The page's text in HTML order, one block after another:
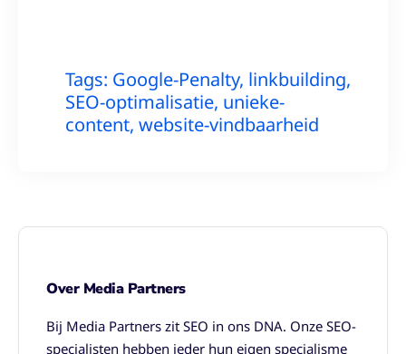
Tags: Google-Penalty, linkbuilding,
SEO-optimalisatie, unieke-
content, website-vindbaarheid
Over Media Partners
Bij Media Partners zit SEO in ons DNA. Onze SEO-
specialisten hebben ieder hun eigen specialisme